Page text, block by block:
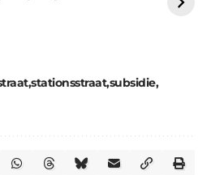
stationsstraatsubsidie